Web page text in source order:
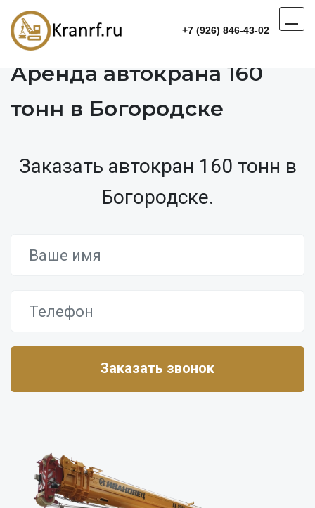
+7 (926) 846-43-02
Аренда автокрана 160
тонн в Богородске
Заказать автокран 160 тонн в
Богородске.